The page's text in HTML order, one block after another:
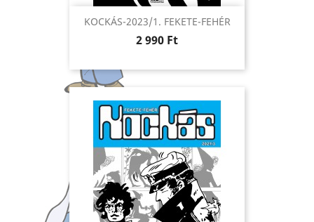
KOCKÁS-2023/1. FEKETE-FEHÉR
Ár
2 990 Ft